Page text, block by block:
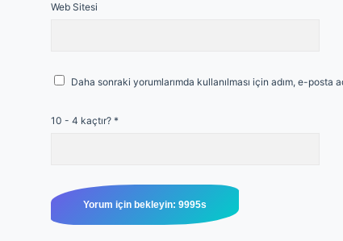
Web Sitesi
Daha sonraki yorumlarımda kullanılması için adım, e-
10 - 4 kaçtır? *